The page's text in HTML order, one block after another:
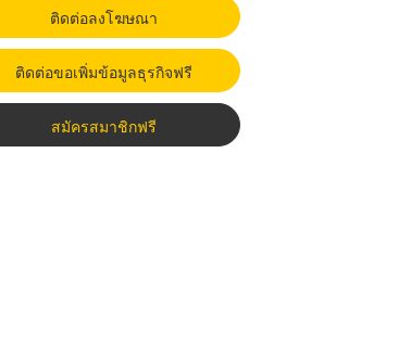
ติดต่อลงโฆษณา
ติดต่อขอเพิ่มข้อมูลธุรกิจฟรี
สมัครสมาชิกฟรี